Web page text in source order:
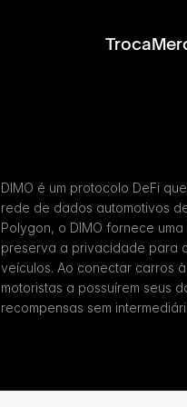
Troca
DIMO é um protocolo DeFi
rede de dados automotivos
Polygon, o DIMO fornece
preserva a privacidade para
veículos. Ao conectar carros
motoristas a possuírem seus
recompensas sem